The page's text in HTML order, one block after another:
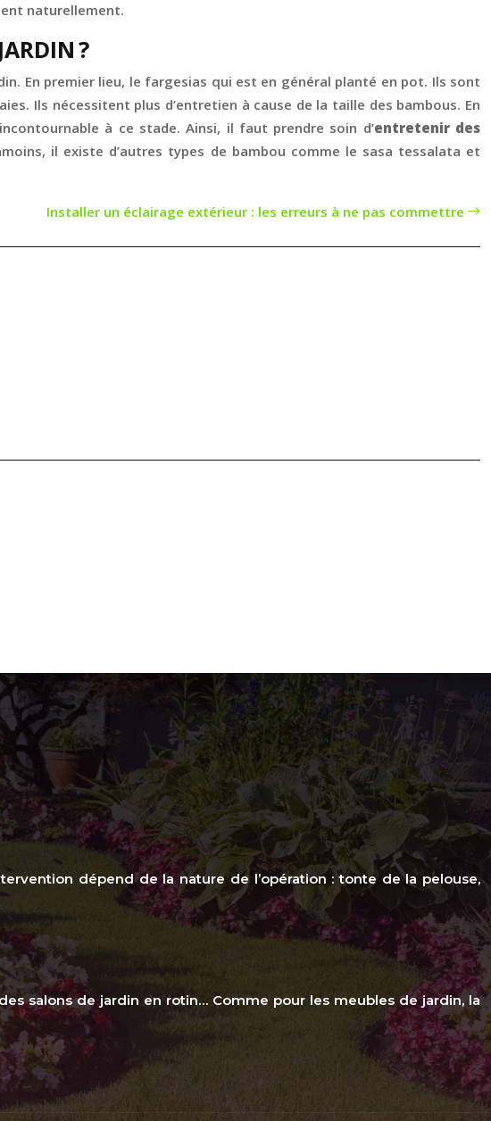
naturellement.
?
En premier lieu, le fargesias qui est en général planté en pot. Ils sont
Ils nécessitent plus d’entretien à cause de la taille des bambous. En
à ce stade. Ainsi, il faut prendre soin d’entretenir des
il existe d’autres types de bambou comme le sasa tessalata et
Installer un éclairage extérieur : les erreurs à ne pas commettre
dépend de la nature de l’opération : tonte de la pelouse,
salons de jardin en rotin… Comme pour les meubles de jardin, la